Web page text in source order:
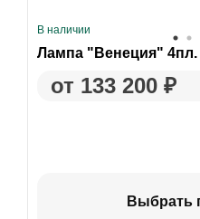
В наличии
Лампа "Венеция" 4пл.
от 133 200 ₽
Выбрать